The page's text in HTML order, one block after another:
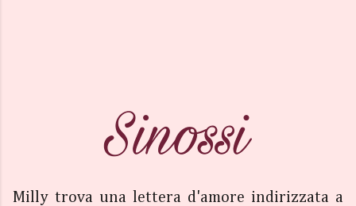
Milly trova una lettera d'amore indirizzata a